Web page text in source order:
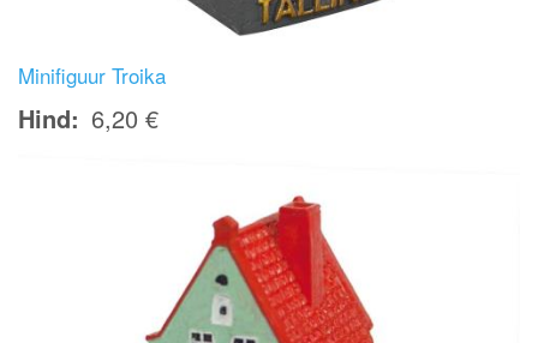
Minifiguur Troika
Hind 6,20 €